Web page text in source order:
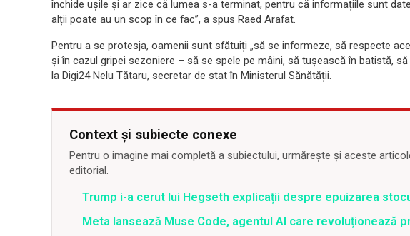
închide ușile și ar zice că lumea s-a terminat, pentru că informațiile sunt
alții poate au un scop în ce fac”, a spus Raed Arafat.
Pentru a se protesja, oamenii sunt sfătuiți „să se informeze, să respecte
și în cazul gripei sezoniere – să se spele pe mâini, să tușească în batistă,
la Digi24 Nelu Tătaru, secretar de stat în Ministerul Sănătății.
Context și subiecte conexe
Pentru o imagine mai completă a subiectului, urmărește și aceste
editorial.
Trump i-a cerut lui Hegseth explicații despre epuizarea
Meta lansează Muse Code, agentul AI care revoluționează